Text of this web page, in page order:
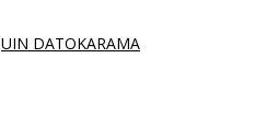
UIN DATOKARAMA